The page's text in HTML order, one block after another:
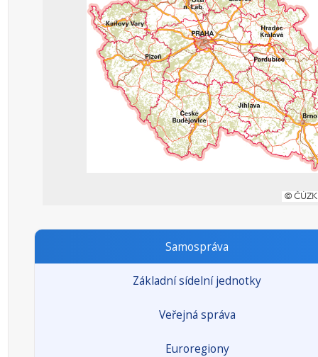
Samospráva
Základní sídelní jednotky
Veřejná správa
Euroregiony